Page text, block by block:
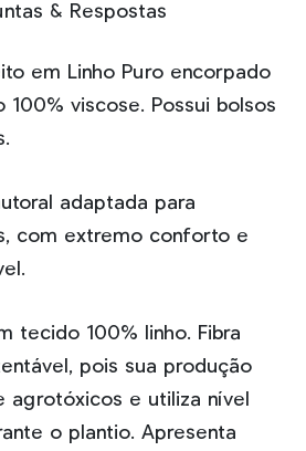
& Respostas
em Linho Puro encorpado
viscose. Possui bolsos
adaptada para
com extremo conforto e
tecido 100% linho. Fibra
pois sua produção
agrotóxicos e utiliza nível
o plantio. Apresenta